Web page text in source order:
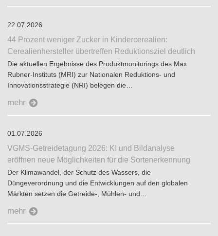
22.07.2026
44 Prozent weniger Zucker in Kindercerealien:
Cerealienhersteller übertreffen Reduktionsziel deutlich
Die aktuellen Ergebnisse des Produktmonitorings des Max
Rubner-Instituts (MRI) zur Nationalen Reduktions- und
Innovationsstrategie (NRI) belegen die…
mehr
01.07.2026
VGMS-Getreidetagung 2026: KI und Bildanalyse
eröffnen neue Möglichkeiten für die Sortenerkennung
Der Klimawandel, der Schutz des Wassers, die
Düngeverordnung und die Entwicklungen auf den globalen
Märkten setzen die Getreide-, Mühlen- und…
mehr